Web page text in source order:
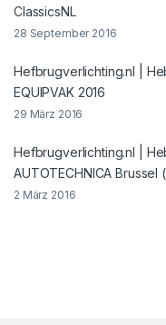
ClassicsNL
28 September 2016
Hefbrugverlichting.nl |
EQUIPVAK 2016
29 März 2016
Hefbrugverlichting.nl |
AUTOTECHNICA Brussel
2 März 2016